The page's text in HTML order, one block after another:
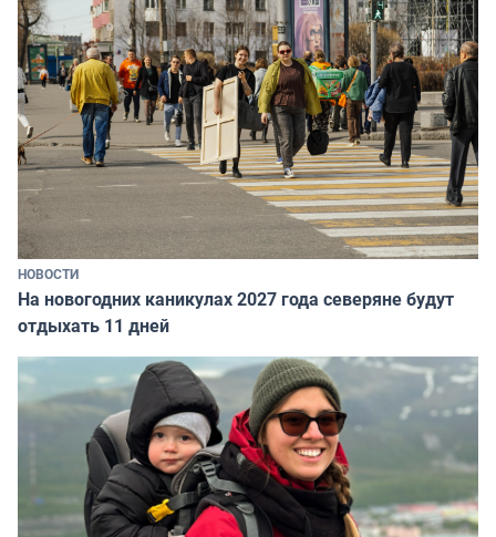
НОВОСТИ
На новогодних каникулах 2027 года северяне будут
отдыхать 11 дней